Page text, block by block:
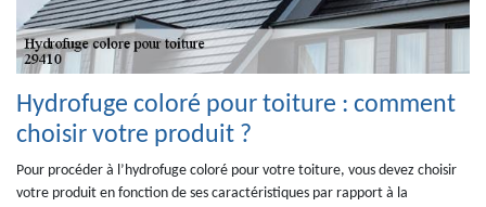
Hydrofuge coloré pour toiture : comment
choisir votre produit ?
Pour procéder à l’hydrofuge coloré pour votre toiture, vous devez choisir
votre produit en fonction de ses caractéristiques par rapport à la